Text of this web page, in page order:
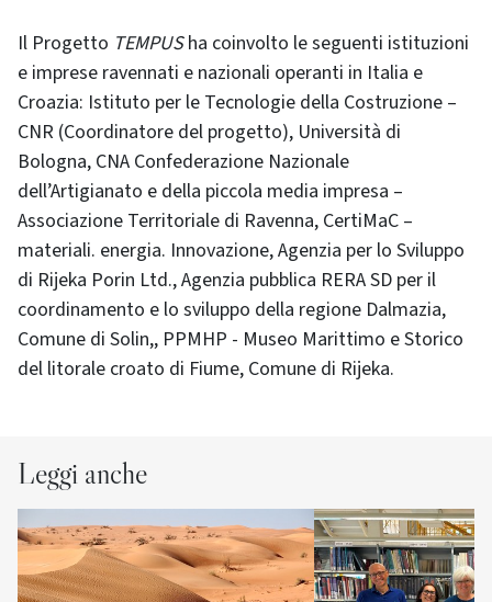
Il Progetto TEMPUSha coinvolto le seguenti istituzioni
e imprese ravennati e nazionali operanti in Italia e
Croazia: Istituto per le Tecnologie della Costruzione –
CNR (Coordinatore del progetto), Università di
Bologna, CNA Confederazione Nazionale
dell’Artigianato e della piccola media impresa –
Associazione Territoriale di Ravenna, CertiMaC –
materiali. energia. Innovazione, Agenzia per lo Sviluppo
di Rijeka Porin Ltd., Agenzia pubblica RERA SD per il
coordinamento e lo sviluppo della regione Dalmazia,
Comune di Solin,, PPMHP - Museo Marittimo e Storico
del litorale croato di Fiume, Comune di Rijeka.
Leggi anche